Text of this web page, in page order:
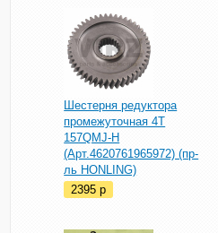
Шестерня редуктора
промежуточная 4T
157QMJ-H
(Арт.4620761965972) (пр-
ль HONLING)
2395p